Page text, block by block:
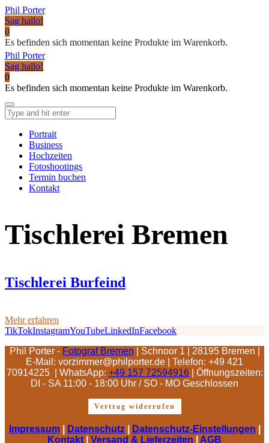
Phil Porter
Sag hallo!
0
Es befinden sich momentan keine Produkte im Warenkorb.
Phil Porter
Sag hallo!
0
Es befinden sich momentan keine Produkte im Warenkorb.
Portrait
Business
Hochzeiten
Fotoshootings
Termin buchen
Kontakt
Tischlerei Bremen
Tischlerei Burfeind
Mehr erfahren
TikTokInstagramYouTubeLinkedInFacebook
Phil Porter - Fotograf Bremen | Schnoor 1 | 28195 Bremen |
E-Mail: vorzimmer@philporter.de | Telefon: +49 421
70914225 | WhatsApp: +49 157 72594916| Öffnungszeiten:
DI - SA 11:00 - 18:00 Uhr / SO - MO Geschlossen
Vertrag widerrufen
Impressum| Datenschutz| Datenschutz-Einstellungen
Kontakt
Versand & Lieferzeiten AGB